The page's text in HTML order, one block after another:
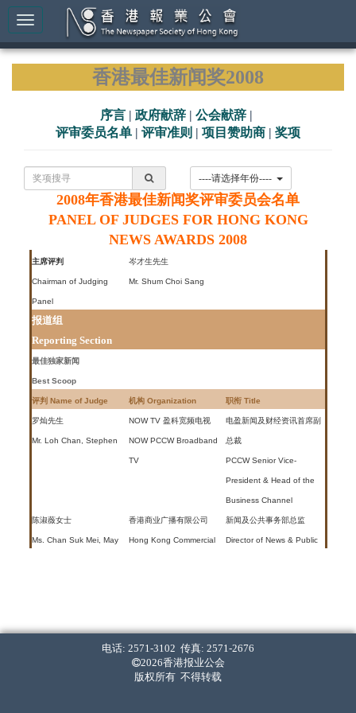
香港最佳新闻奖2008
序言 | 政府献辞 | 公会献辞 |
评审委员名单 | 评审准则 | 项目赞助商 | 奖项
2008年香港最佳新闻奖评审委员会名单
PANEL OF JUDGES FOR HONG KONG
NEWS AWARDS 2008
主席评判
Chairman of Judging
Panel
岑才生先生
Mr. Shum Choi Sang
报道组
Reporting Section
最佳独家新闻
Best Scoop
评判 Name of Judge 机构 Organization 职衔 Title
罗灿先生
Mr. Loh Chan, Stephen
NOW TV 盈科宽频电视
NOW PCCW Broadband
TV
电盈新闻及财经资讯首席副
总裁
PCCW Senior Vice-
President & Head of the
Business Channel
陈淑薇女士
Ms. Chan Suk Mei, May
香港商业广播有限公司
Hong Kong Commercial
新闻及公共事务部总监
Director of News & Public
Hong Kong Shue Yan
University
电话: 2571-3102 传真: 2571-2676
2026香港报业公会
版权所有 不得转载